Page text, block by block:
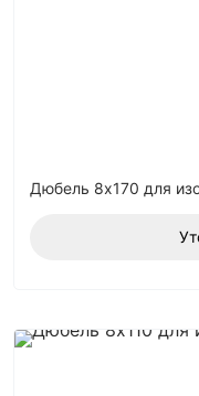
Дюбель 8х170 для